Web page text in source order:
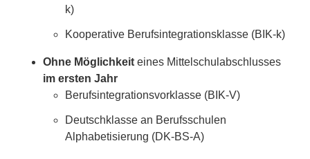
k)
Kooperative Berufsintegrationsklasse (BIK-k)
Ohne Möglichkeit eines Mittelschulabschlusses
im ersten Jahr
Berufsintegrationsvorklasse (BIK-V)
Deutschklasse an Berufsschulen
Alphabetisierung (DK-BS-A)